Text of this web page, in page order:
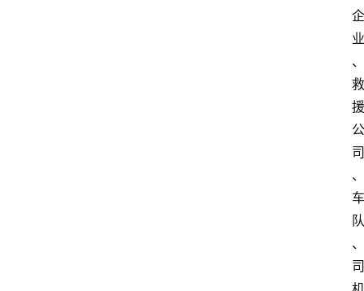
企
业
、
救
援
公
司
、
车
队
、
司